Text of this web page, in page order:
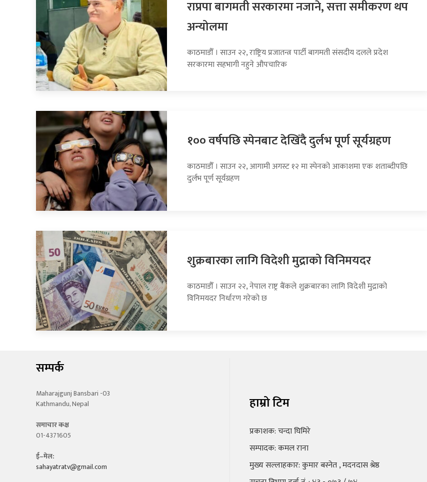
राप्रपा बागमती सरकारमा नजाने, सत्ता समीकरण थप
अन्योलमा
काठमाडौँ । साउन २२, राष्ट्रिय प्रजातन्त्र पार्टी बागमती संसदीय दलले प्रदेश
सरकारमा सहभागी नहुने औपचारिक
१०० वर्षपछि स्पेनबाट देखिँदै दुर्लभ पूर्ण सूर्यग्रहण
काठमाडौँ । साउन २२, आगामी अगस्ट १२ मा स्पेनको आकाशमा एक शताब्दीपछि
दुर्लभ पूर्ण सूर्यग्रहण
शुक्रबारका लागि विदेशी मुद्राको विनिमयदर
काठमाडौँ । साउन २२, नेपाल राष्ट्र बैंकले शुक्रबारका लागि विदेशी मुद्राको
विनिमयदर निर्धारण गरेको छ
सम्पर्क
Maharajgunj Bansbari -03
Kathmandu, Nepal
समाचार कक्ष
01-4371605
ई–मेल:
sahayatratv@gmail.com
हाम्रो टिम
प्रकाशक: चन्दा घिमिरे
सम्पादक: कमल राना
मुख्य सल्लाहकार: कुमार बस्नेत , मदनदास श्रेष्ठ